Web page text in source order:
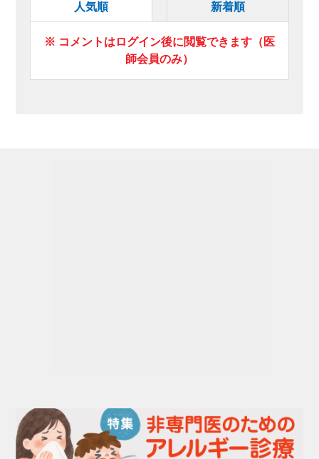
人気順 新着順
※ コメントはログイン後に閲覧できます（医
師会員のみ）